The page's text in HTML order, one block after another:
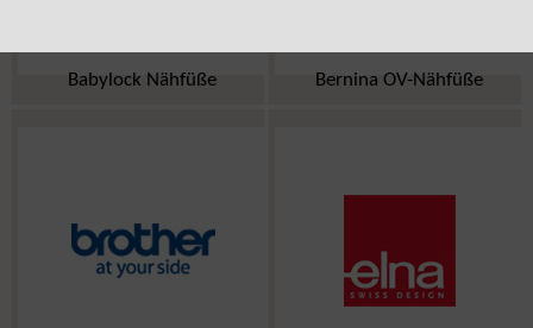
Babylock Nähfüße Bernina OV-Nähfüße